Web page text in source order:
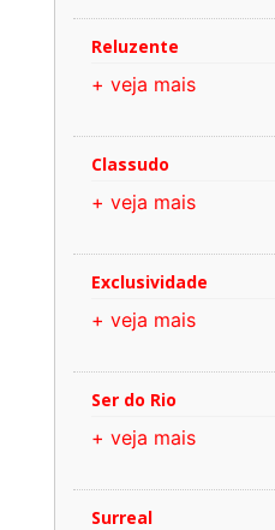
Reluzente
+ veja mais
Classudo
+ veja mais
Exclusividade
+ veja mais
Ser do Rio
+ veja mais
Surreal